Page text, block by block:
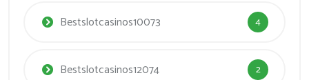
Bestslotcasinos10073 4
Bestslotcasinos12074 2